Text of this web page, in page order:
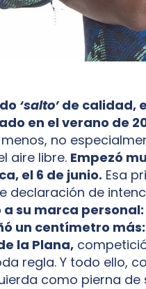
‘salto’de calidad,
en el verano de
no
aire libre. Empezó
el 6 de junio. Esa
declaración de
su marca
un centímetro
la Plana,
regla. Y todo ello,
como pierna de